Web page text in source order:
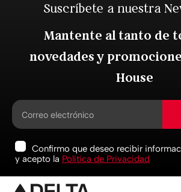
Suscríbete a nuestra
Mantente al tanto de
novedades y
House
Confirmo que deseo recibir
y acepto la Política de Privacidad